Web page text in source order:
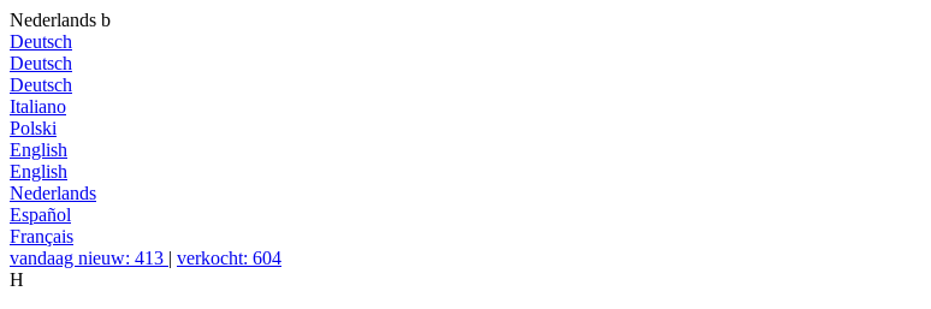
Nederlands b
Deutsch
Deutsch
Deutsch
Italiano
Polski
English
English
Nederlands
Español
Français
vandaag nieuw: 413 | verkocht: 604
H